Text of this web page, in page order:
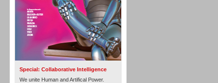
Special: Collaborative Intelligence
We unite Human and Artifical Power.
Inbound